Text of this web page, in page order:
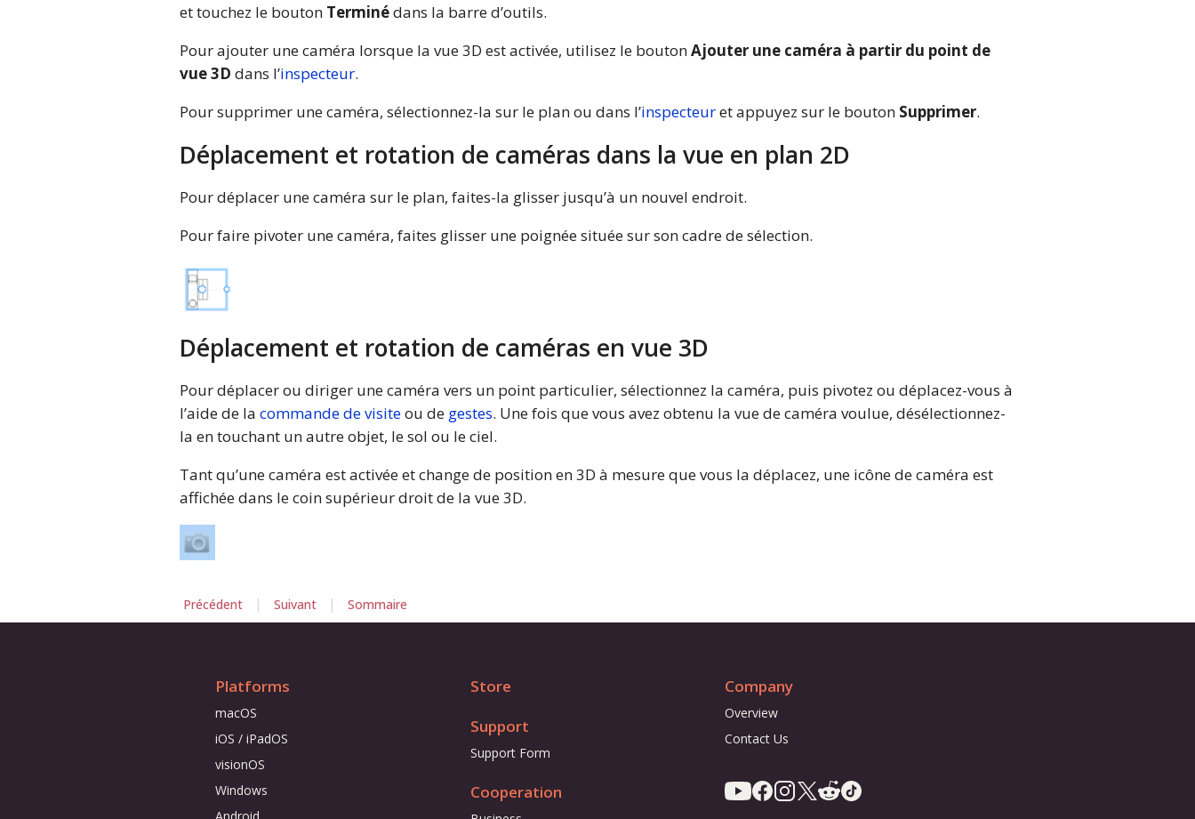
et touchez le bouton Terminédans la barre d’outils.
Pour ajouter une caméra lorsque la vue 3D est activée, utilisez le boutonAjouter une caméra à partir du point de
vue 3D dans l’inspecteur.
Pour supprimer une caméra, sélectionnez-la sur le plan ou dans l’inspecteuret appuyez sur le bouton Supprimer.
Déplacement et rotation de caméras dans la vue en plan 2D
Pour déplacer une caméra sur le plan, faites-la glisser jusqu’à un nouvel endroit.
Pour faire pivoter une caméra, faites glisser une poignée située sur son cadre de sélection.
Déplacement et rotation de caméras en vue 3D
Pour déplacer ou diriger une caméra vers un point particulier, sélectionnez la caméra, puis pivotez ou déplacez-vous à
l’aide de la commande de visiteou de gestes. Une fois que vous avez obtenu la vue de caméra voulue, désélectionnez-
la en touchant un autre objet, le sol ou le ciel.
Tant qu’une caméra est activée et change de position en 3D à mesure que vous la déplacez, une icône de caméra est
affichée dans le coin supérieur droit de la vue 3D.
Précédent | Suivant | Sommaire
Platforms
macOS
iOS / iPadOS
visionOS
Windows
Store
Support
Support Form
Cooperation
Company
Overview
Contact Us